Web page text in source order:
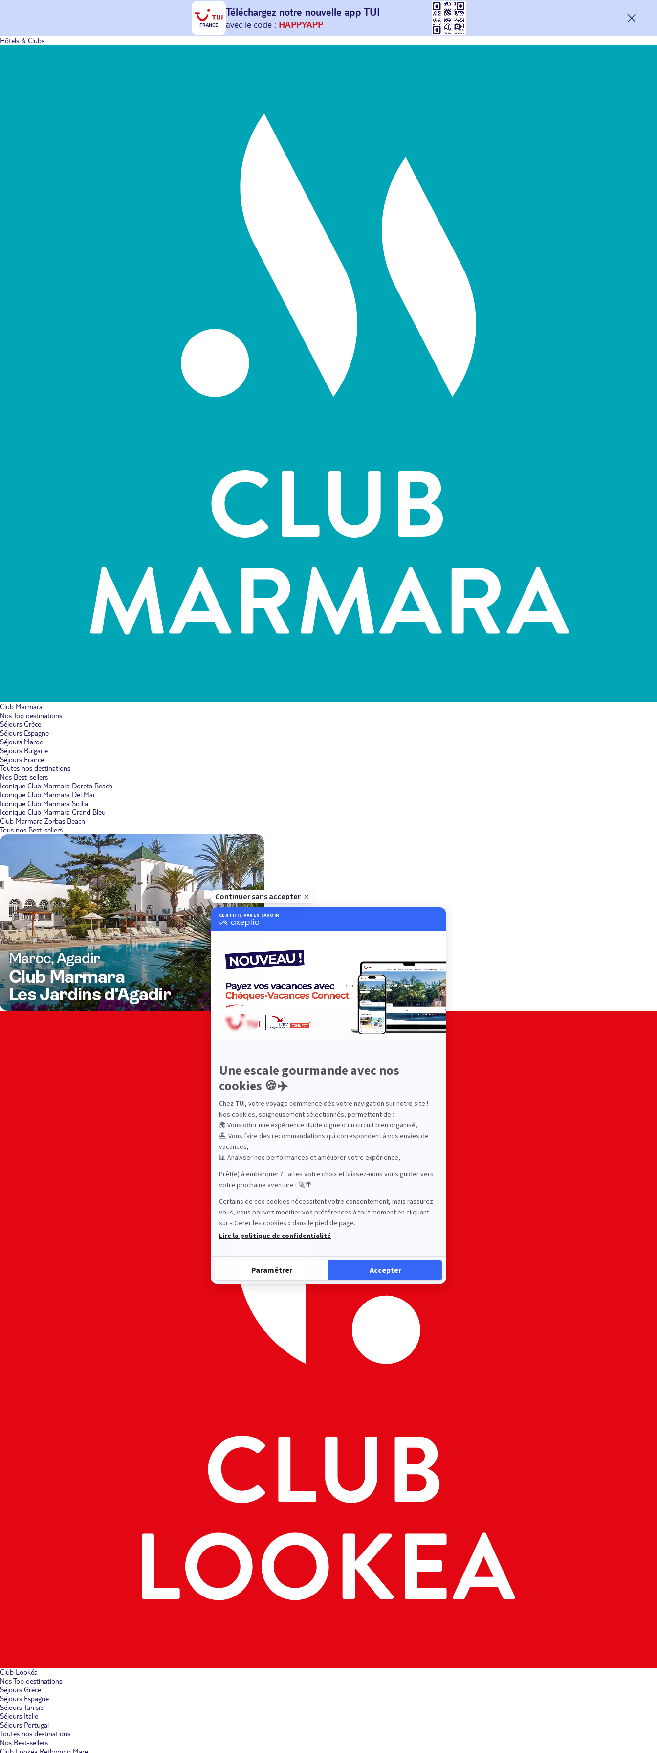
FRANCE
Téléchargez notre nouvelle app TUI
Et profitez de 30€ offerts*sur votreprochain
avec le code : HAPPYAPP
Hôtels & Clubs
Club Marmara
Nos Top destinations
Séjours Grèce
Séjours Espagne
Séjours Maroc
Séjours Bulgarie
Séjours France
Toutes nos destinations
Nos Best-sellers
Iconique Club Marmara Doreta Beach
Iconique Club Marmara Del Mar
Iconique Club Marmara Sicilia
Iconique Club Marmara Grand Bleu
Club Marmara Zorbas Beach
Tous nos Best-sellers
Club Lookéa
Nos Top destinations
Séjours Grèce
Séjours Espagne
Séjours Tunisie
Séjours Italie
Séjours Portugal
Toutes nos destinations
Nos Best-sellers